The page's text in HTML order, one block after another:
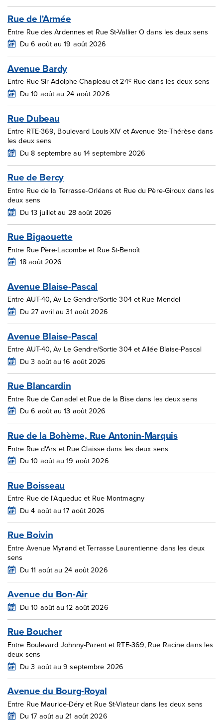
Rue de l'Armée
Entre Rue des Ardennes et Rue St-Vallier O dans les deux sens
Du 6 août au 19 août 2026
Avenue Bardy
Entre Rue Sir-Adolphe-Chapleau et 24eRue dans les deux sens
Du 10 août au 24 août 2026
Rue Dubeau
Entre RTE-369, Boulevard Louis-XIV et Avenue Ste-Thérèse dans
les deux sens
Du 8 septembre au 14 septembre 2026
Rue de Bercy
Entre Rue de la Terrasse-Orléans et Rue du Père-Giroux dans les
deux sens
Du 13 juillet au 28 août 2026
Rue Bigaouette
Entre Rue Père-Lacombe et Rue St-Benoît
18 août 2026
Avenue Blaise-Pascal
Entre AUT-40, Av Le Gendre/Sortie 304 et Rue Mendel
Du 27 avril au 31 août 2026
Avenue Blaise-Pascal
Entre AUT-40, Av Le Gendre/Sortie 304 et Allée Blaise-Pascal
Du 3 août au 16 août 2026
Rue Blancardin
Entre Rue de Canadel et Rue de la Bise dans les deux sens
Du 6 août au 13 août 2026
Rue de la Bohème, Rue Antonin-Marquis
Entre Rue d'Ars et Rue Claisse dans les deux sens
Du 10 août au 19 août 2026
Rue Boisseau
Entre Rue de l'Aqueduc et Rue Montmagny
Du 4 août au 17 août 2026
Rue Boivin
Entre Avenue Myrand et Terrasse Laurentienne dans les deux
sens
Du 11 août au 24 août 2026
Avenue du Bon-Air
Du 10 août au 12 août 2026
Rue Boucher
Entre Boulevard Johnny-Parent et RTE-369, Rue Racine dans les
deux sens
Du 3 août au 9 septembre 2026
Avenue du Bourg-Royal
Entre Rue Maurice-Déry et Rue St-Viateur dans les deux sens
Du 17 août au 21 août 2026